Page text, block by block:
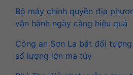
Bộ máy chính quyền địa
vận hành ngày càng hiệu quả
Công an Sơn La bắt đối
số lượng lớn ma túy